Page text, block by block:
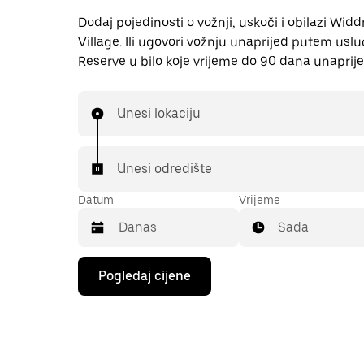
Dodaj pojedinosti o vožnji, uskoči i obilazi
Village. Ili ugovori vožnju unaprijed putem
Reserve u bilo koje vrijeme do 90 dana
Unesi lokaciju
Unesi odredište
Datum
Pritisni
tipku
sa
Vrijeme
Sada
Pogledaj cijene